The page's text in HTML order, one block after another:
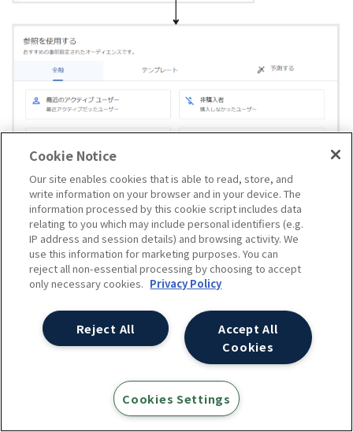
条件の追加・変更・削除はすることが可能です。
Cookie Notice
Our site enables cookies that is able to read, store, and
write information on your browser and in your device. The
information processed by this cookie script includes data
relating to you which may include personal identifiers (e.g.
IP address and session details) and browsing activity. We
use this information for marketing purposes. You can
reject all non-essential processing by choosing to accept
only necessary cookies. Privacy Policy
Accept All
Cookies
Reject All
Cookies Settings